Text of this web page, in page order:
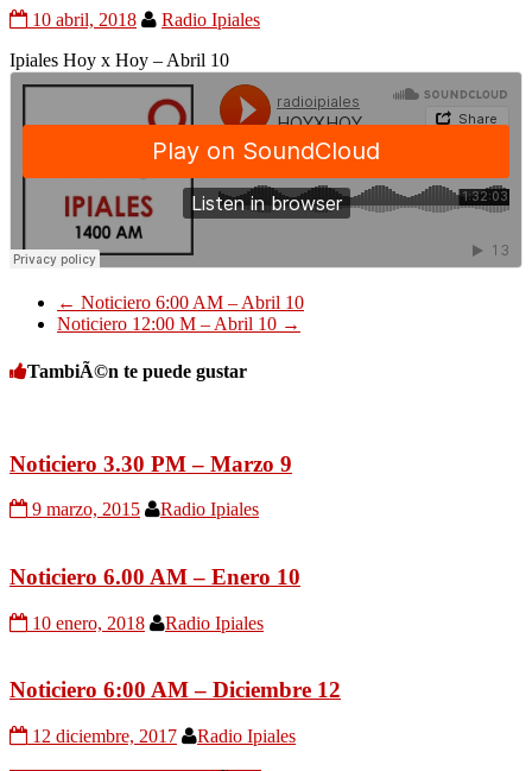
10 abril, 2018
Radio Ipiales
Ipiales Hoy x Hoy – Abril 10
← Noticiero 6:00 AM – Abril 10
Noticiero 12:00 M – Abril 10 →
TambiÃ©n te puede gustar
Noticiero 3.30 PM – Marzo 9
9 marzo, 2015 Radio Ipiales
Noticiero 6.00 AM – Enero 10
10 enero, 2018 Radio Ipiales
Noticiero 6:00 AM – Diciembre 12
12 diciembre, 2017 Radio Ipiales